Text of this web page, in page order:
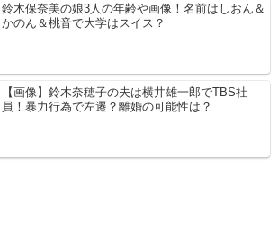
鈴木保奈美の娘3人の年齢や画像！名前はしおん＆
かのん＆桃音で大学はスイス？
【画像】鈴木奈穂子の夫は横井雄一郎でTBS社
員！暴力行為で左遷？離婚の可能性は？